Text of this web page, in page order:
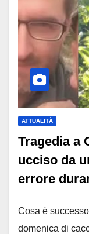
ATTUALITÀ
Tragedia a
ucciso da
errore
Cosa è
domenica di